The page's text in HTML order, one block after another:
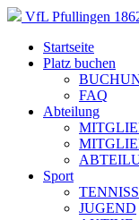
VfL Pfullingen
Startseite
Platz buchen
FAQ
Abteilung
Sport
JUGEND